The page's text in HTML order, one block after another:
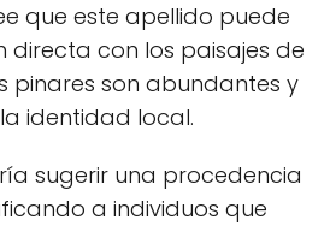
que este apellido puede
directa con los paisajes de
pinares son abundantes y
identidad local.
sugerir una procedencia
a individuos que